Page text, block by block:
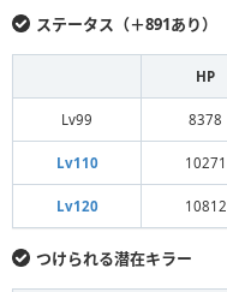
ステータス（＋891あり）
HP
Lv99 8378
Lv110 10271
Lv120 10812
つけられる潜在キラー